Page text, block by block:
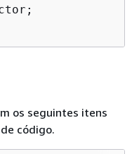
os seguintes itens
código.